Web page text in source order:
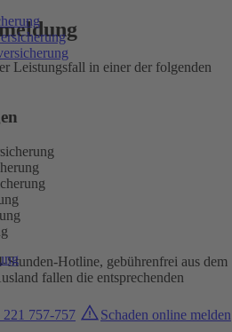
Leistungsfall in einer der folgenden
Stunden-Hotline, gebührenfrei aus dem
fallen die entsprechenden
221 757-757 Schaden online melden